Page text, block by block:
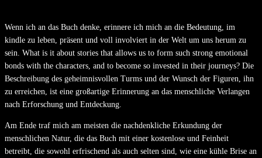
Wenn ich an das Buch denke, erinnere ich mich an die Bedeutung, im
kindle zu leben, präsent und voll involviert in der Welt um uns herum zu
sein. What is it about stories that allows us to form such strong emotional
bonds with the characters, and to become so invested in their journeys? Die
Beschreibung des geheimnisvollen Turms und der Wunsch der Figuren, ihn
zu erreichen, ist eine großartige Erinnerung an das menschliche Verlangen
nach Erforschung und Entdeckung.
Am Ende traf mich am meisten die nachdenkliche Erkundung der
menschlichen Natur, die das Buch mit einer kostenlose und Feinheit
betreibt, die sowohl erfrischend als auch selten sind, wie eine kühle Brise an